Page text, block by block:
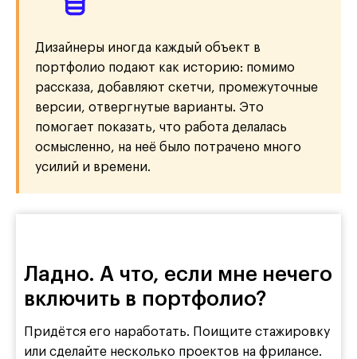
Дизайнеры иногда каждый объект в
портфолио подают как историю: помимо
рассказа, добавляют скетчи, промежуточные
версии, отвергнутые варианты. Это
помогает показать, что работа делалась
осмысленно, на неё было потрачено много
усилий и времени.
Ладно. А что, если мне нечего
включить в портфолио?
Придётся его наработать. Поищите стажировку
или сделайте несколько проектов на фрилансе.